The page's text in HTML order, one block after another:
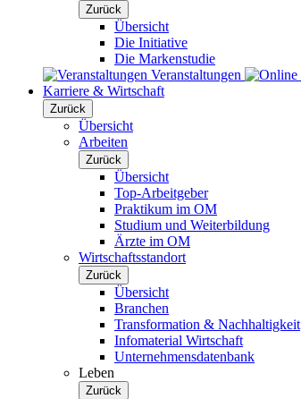
Zurück
Übersicht
Die Initiative
Die Markenstudie
Veranstaltungen
Karriere & Wirtschaft
Zurück
Übersicht
Arbeiten
Zurück
Übersicht
Top-Arbeitgeber
Praktikum im OM
Studium und Weiterbildung
Ärzte im OM
Wirtschaftsstandort
Zurück
Übersicht
Branchen
Transformation & Nachhaltigkeit
Infomaterial Wirtschaft
Unternehmensdatenbank
Leben
Zurück